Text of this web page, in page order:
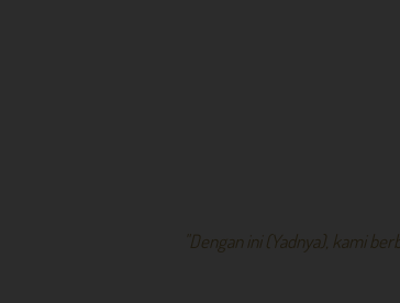
"Dengan ini (Yadnya), kami